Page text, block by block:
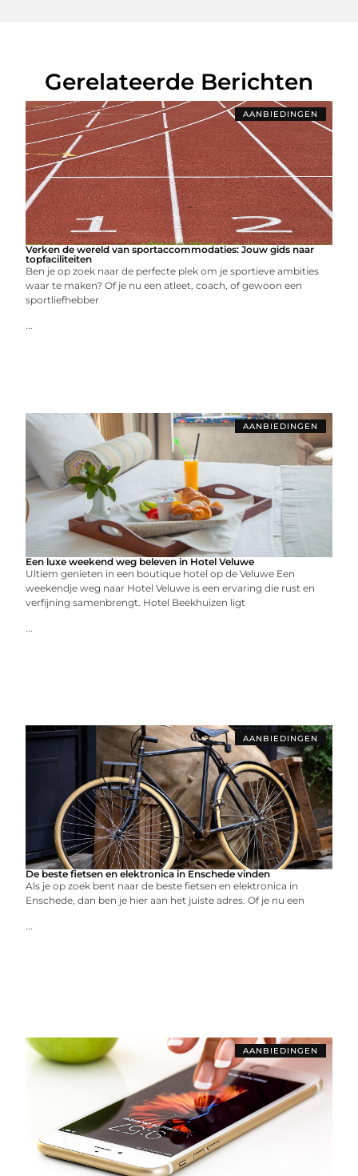
Gerelateerde Berichten
AANBIEDINGEN
Verken de wereld van sportaccommodaties: Jouw gids naar
topfaciliteiten
Ben je op zoek naar de perfecte plek om je sportieve ambities
waar te maken? Of je nu een atleet, coach, of gewoon een
sportliefhebber
...
AANBIEDINGEN
Een luxe weekend weg beleven in Hotel Veluwe
Ultiem genieten in een boutique hotel op de Veluwe Een
weekendje weg naar Hotel Veluwe is een ervaring die rust en
verfijning samenbrengt. Hotel Beekhuizen ligt
...
AANBIEDINGEN
De beste fietsen en elektronica in Enschede vinden
Als je op zoek bent naar de beste fietsen en elektronica in
Enschede, dan ben je hier aan het juiste adres. Of je nu een
...
AANBIEDINGEN